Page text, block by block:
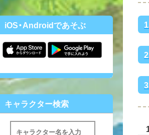
iOS・Androidであそぶ
キャラクター検索